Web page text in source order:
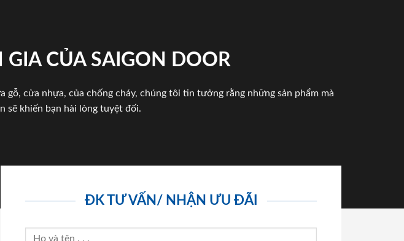
CỦA SAIGON DOOR
cửa nhựa, của chống cháy, chúng tôi tin tưởng rằng những sản phẩm mà
sẽ khiến bạn hài lòng tuyệt đối.
ĐK TƯ VẤN/ NHẬN ƯU ĐÃI